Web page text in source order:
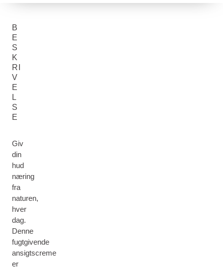
B
E
S
K
RI
V
E
L
S
E
Giv
din
hud
næring
fra
naturen,
hver
dag.
Denne
fugtgivende
ansigtscreme
er